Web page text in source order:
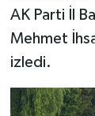
AK Parti İl
Mehmet
izledi.